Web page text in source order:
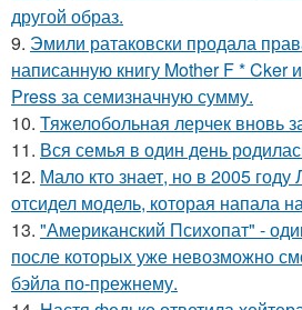
другой образ.
9. Эмили ратаковски продала
написанную книгу Mother F * Cker
Press за семизначную сумму.
10. Тяжелобольная лерчек вновь
11. Вся семья в один день
12. Мало кто знает, но в 2005
отсидел модель, которая напала
13. "Американский Психопат" -
после которых уже невозможно
бэйла по-прежнему.